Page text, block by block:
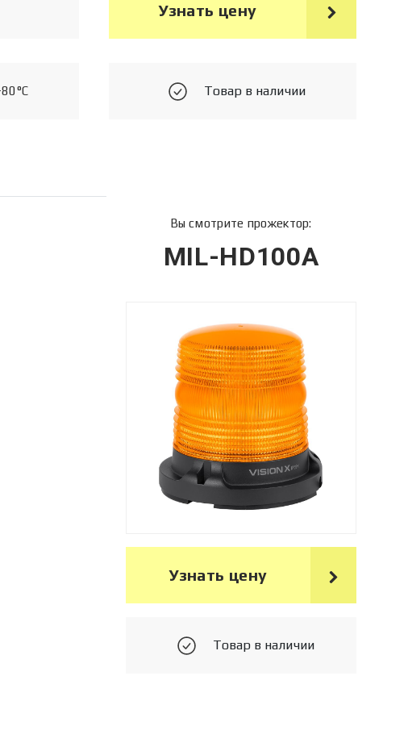
Узнать цену
Товар в наличии
Вы смотрите прожектор:
MIL-HD100A
Узнать цену
Товар в наличии